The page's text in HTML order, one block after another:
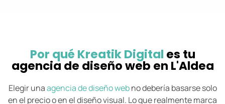
Por qué Kreatik Digital es tu
agencia de diseño web en L'Aldea
Elegir unaagencia de diseño webno debería basarse solo
en el precio o en el diseño visual. Lo que realmente marca